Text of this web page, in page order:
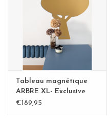
Tableau magnétique
ARBRE XL- Exclusive
Kamakura BLvert -
€189,95